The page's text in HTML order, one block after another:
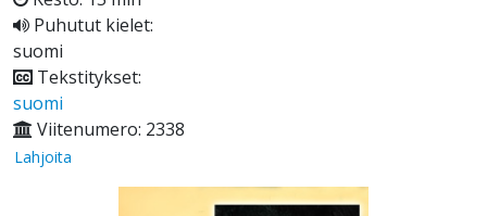
Puhutut kielet:
suomi
Tekstitykset:
suomi
Viitenumero: 2338
Lahjoita